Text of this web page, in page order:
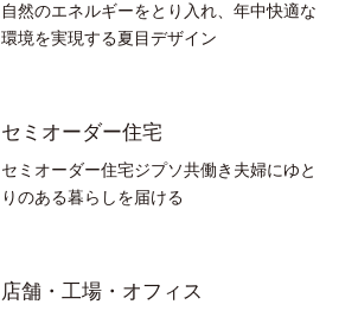
自然のエネルギーをとり入れ、年中快適な
環境を実現する夏目デザイン
セミオーダー住宅
セミオーダー住宅ジプソ共働き夫婦にゆと
りのある暮らしを届ける
店舗・工場・オフィス